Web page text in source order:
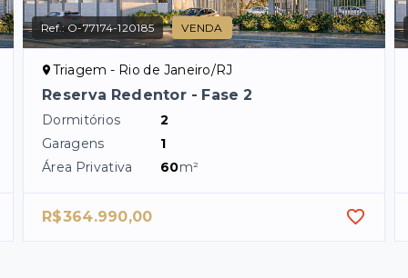
Ref.:O-77174-120185 VENDA
Triagem - Rio de Janeiro/RJ
Reserva Redentor - Fase 2
Dormitórios
2
Garagens
1
Área Privativa
60m²
R$364.990,00